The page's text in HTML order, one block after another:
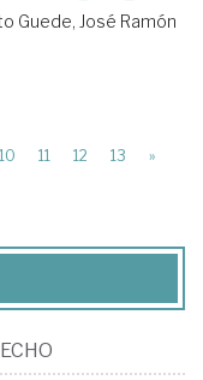
Guede, José Ramón
10 11 12 13 »